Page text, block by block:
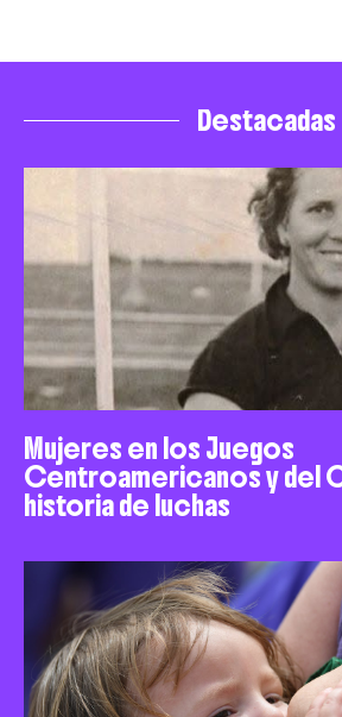
Destacadas
Mujeres en los Juegos
Centroamericanos y del
historia de luchas